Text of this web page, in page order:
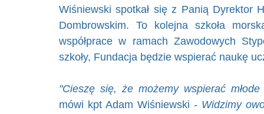
Wiśniewski spotkał się z Panią Dyrektor
Dombrowskim. To kolejna szkoła
współprace w ramach Zawodowych
szkoły, Fundacja będzie wspierać naukę
"Cieszę się, że możemy wspierać
mówi kpt Adam Wiśniewski - Widzimy